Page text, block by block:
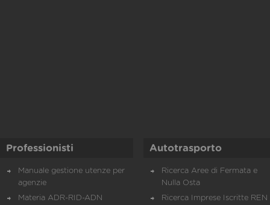
Professionisti
Manuale gestione utenze per
agenzie
Materia ADR-RID-ADN
Autotrasporto
Ricerca Aree di Fermata e
Nulla Osta
Ricerca Imprese Iscritte REN